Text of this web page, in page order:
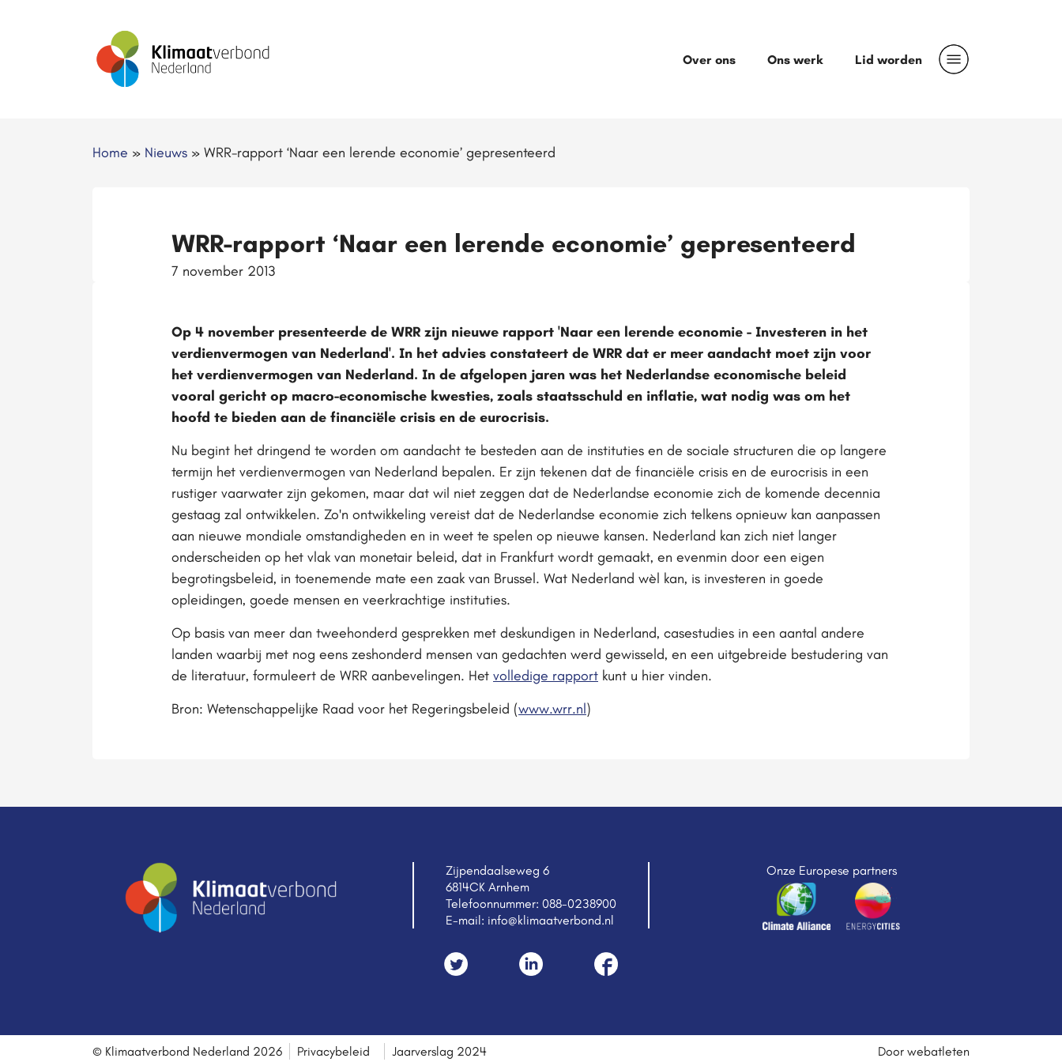
Over ons Ons werk Lid worden
Home » Nieuws » WRR-rapport ‘Naar een lerende economie’ gepresenteerd
WRR-rapport ‘Naar een lerende economie’ gepresenteerd
7 november 2013
Op 4 november presenteerde de WRR zijn nieuwe rapport 'Naar een lerende economie - Investeren in het
verdienvermogen van Nederland'. In het advies constateert de WRR dat er meer aandacht moet zijn voor
het verdienvermogen van Nederland. In de afgelopen jaren was het Nederlandse economische beleid
vooral gericht op macro-economische kwesties, zoals staatsschuld en inflatie, wat nodig was om het
hoofd te bieden aan de financiële crisis en de eurocrisis.
Nu begint het dringend te worden om aandacht te besteden aan de instituties en de sociale structuren die op langere
termijn het verdienvermogen van Nederland bepalen. Er zijn tekenen dat de financiële crisis en de eurocrisis in een
rustiger vaarwater zijn gekomen, maar dat wil niet zeggen dat de Nederlandse economie zich de komende decennia
gestaag zal ontwikkelen. Zo'n ontwikkeling vereist dat de Nederlandse economie zich telkens opnieuw kan aanpassen
aan nieuwe mondiale omstandigheden en in weet te spelen op nieuwe kansen. Nederland kan zich niet langer
onderscheiden op het vlak van monetair beleid, dat in Frankfurt wordt gemaakt, en evenmin door een eigen
begrotingsbeleid, in toenemende mate een zaak van Brussel. Wat Nederland wèl kan, is investeren in goede
opleidingen, goede mensen en veerkrachtige instituties.
Op basis van meer dan tweehonderd gesprekken met deskundigen in Nederland, casestudies in een aantal andere
landen waarbij met nog eens zeshonderd mensen van gedachten werd gewisseld, en een uitgebreide bestudering van
de literatuur, formuleert de WRR aanbevelingen. Het volledige rapport kunt u hier vinden.
Bron: Wetenschappelijke Raad voor het Regeringsbeleid (www.wrr.nl)
Zijpendaalseweg 6
6814CK Arnhem
Telefoonnummer: 088-0238900
E-mail: info@klimaatverbond.nl
Onze Europese partners
© Klimaatverbond Nederland 2026 Privacybeleid Jaarverslag 2024 Door webatleten